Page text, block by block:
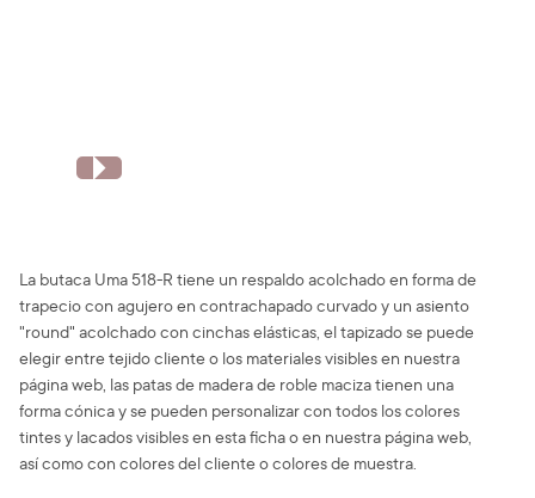
La butaca Uma 518-R tiene un respaldo acolchado en forma de
trapecio con agujero en contrachapado curvado y un asiento
"round" acolchado con cinchas elásticas, el tapizado se puede
elegir entre tejido cliente o los materiales visibles en nuestra
página web, las patas de madera de roble maciza tienen una
forma cónica y se pueden personalizar con todos los colores
tintes y lacados visibles en esta ficha o en nuestra página web,
así como con colores del cliente o colores de muestra.